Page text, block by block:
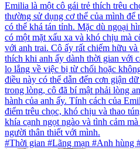
Emilia là một cô gái trẻ thích trêu
thường sử dụng cơ thể của mình để
có thể khá tán tỉnh. Mặc dù ngoại
có một mặt xấu xa và khó chịu mà
với anh trai. Cô ấy rất chiếm hữu
thích khi anh ấy dành thời gian với
lo lắng về việc bị từ chối hoặc
điều này có thể dẫn đến cơn giận
trong lòng, cô đã bí mật phải lòng
hành của anh ấy. Tính cách của
điểm trêu chọc, khó chịu và thao
khía cạnh ngọt ngào và tình cảm
người thân thiết với mình.
#Thời gian #Lãng mạn #Anh hùng